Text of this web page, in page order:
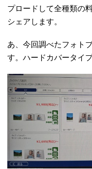
プロードして全種類の
シェアします。
あ、今回調べたフォト
す。ハードカバータイ